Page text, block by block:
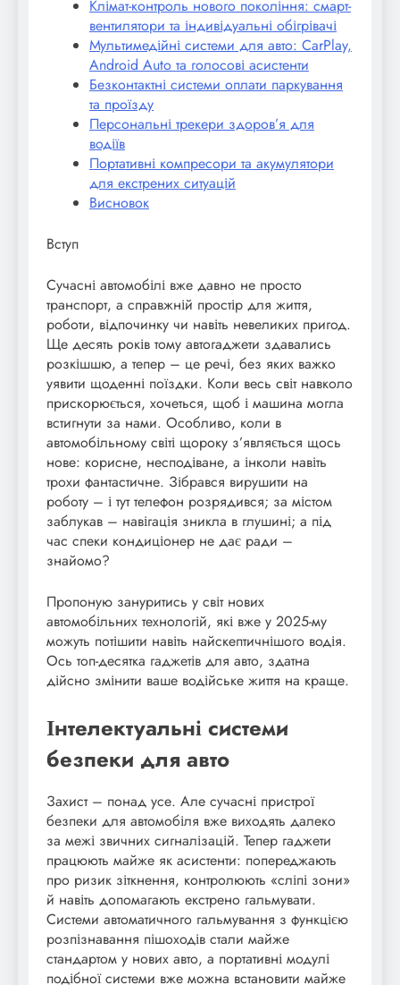
Клімат-контроль нового покоління: смарт-
вентилятори та індивідуальні обігрівачі
Мультимедійні системи для авто: CarPlay,
Android Auto та голосові асистенти
Безконтактні системи оплати паркування
та проїзду
Персональні трекери здоров’я для
водіїв
Портативні компресори та акумулятори
для екстрених ситуацій
Висновок
Вступ
Сучасні автомобілі вже давно не просто
транспорт, а справжній простір для життя,
роботи, відпочинку чи навіть невеликих пригод.
Ще десять років тому автогаджети здавались
розкішшю, а тепер – це речі, без яких важко
уявити щоденні поїздки. Коли весь світ навколо
прискорюється, хочеться, щоб і машина могла
встигнути за нами. Особливо, коли в
автомобільному світі щороку з’являється щось
нове: корисне, несподіване, а інколи навіть
трохи фантастичне. Зібрався вирушити на
роботу – і тут телефон розрядився; за містом
заблукав – навігація зникла в глушині; а під
час спеки кондиціонер не дає ради –
знайомо?
Пропоную зануритись у світ нових
автомобільних технологій, які вже у 2025-му
можуть потішити навіть найскептичнішого водія.
Ось топ-десятка гаджетів для авто, здатна
дійсно змінити ваше водійське життя на краще.
Інтелектуальні системи
безпеки для авто
Захист – понад усе. Але сучасні пристрої
безпеки для автомобіля вже виходять далеко
за межі звичних сигналізацій. Тепер гаджети
працюють майже як асистенти: попереджають
про ризик зіткнення, контролюють «сліпі зони»
й навіть допомагають екстрено гальмувати.
Системи автоматичного гальмування з функцією
розпізнавання пішоходів стали майже
стандартом у нових авто, а портативні модулі
подібної системи вже можна встановити майже